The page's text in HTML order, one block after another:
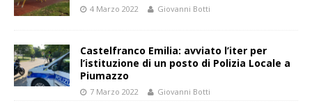
4 Marzo 2022 Giovanni Botti
Castelfranco Emilia: avviato l’iter per
l’istituzione di un posto di Polizia Locale a
Piumazzo
7 Marzo 2022 Giovanni Botti